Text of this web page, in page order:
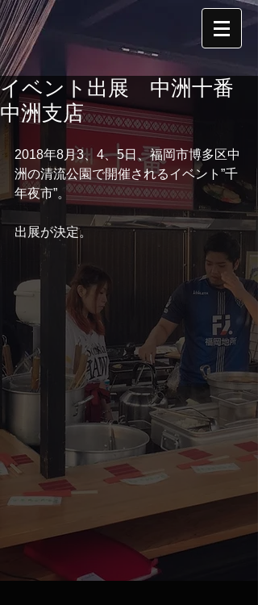
イベント出展 中洲十番
中洲支店
2018年8月3、4、5日、福岡市博多区中
洲の清流公園で開催されるイベント”千
年夜市”。
出展が決定。